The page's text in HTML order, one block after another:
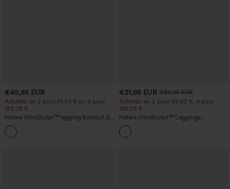
€40,95 EUR
Achetez-en 2 pour 61,54 € ou 4 pour
123,08 €.
Halara UltraSculpt™ legging bootcut de
yoga taille haute — fronces liftantes au
niveau des fesses, maintien du ventre,
poche, effet sculptant
€31,95 EUR €35,95 EUR
Achetez-en 2 pour 52,62 €, 4 pour
105,24 €
Halara UltraSculpt™ Leggings
d'entraînement sculptants taille haute,
effet ventre plat, avec poche